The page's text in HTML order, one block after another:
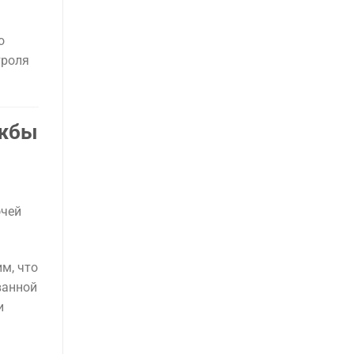
что